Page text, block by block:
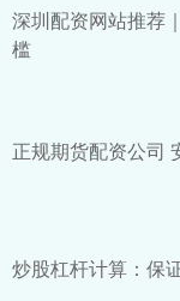
深圳配资网站推荐
槛
正规期货配资公司
炒股杠杆计算：保